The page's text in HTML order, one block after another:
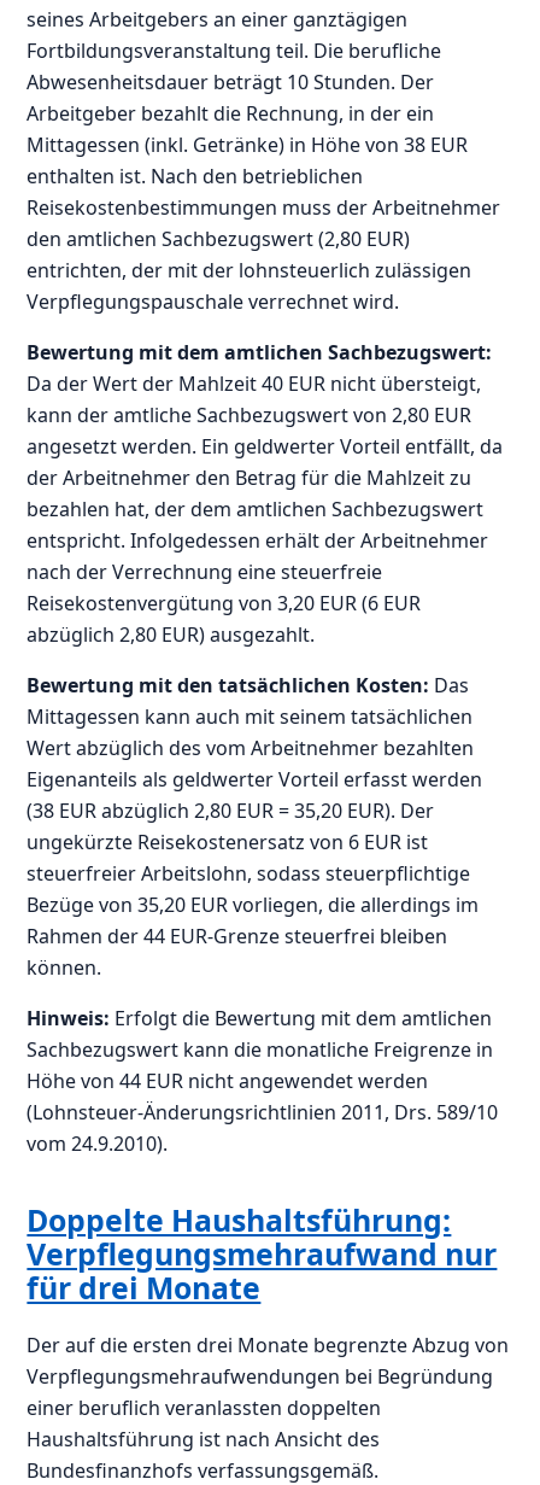
seines Arbeitgebers an einer ganztägigen
Fortbildungsveranstaltung teil. Die berufliche
Abwesenheitsdauer beträgt 10 Stunden. Der
Arbeitgeber bezahlt die Rechnung, in der ein
Mittagessen (inkl. Getränke) in Höhe von 38 EUR
enthalten ist. Nach den betrieblichen
Reisekostenbestimmungen muss der Arbeitnehmer
den amtlichen Sachbezugswert (2,80 EUR)
entrichten, der mit der lohnsteuerlich zulässigen
Verpflegungspauschale verrechnet wird.
Bewertung mit dem amtlichen Sachbezugswert:
Da der Wert der Mahlzeit 40 EUR nicht übersteigt,
kann der amtliche Sachbezugswert von 2,80 EUR
angesetzt werden. Ein geldwerter Vorteil entfällt, da
der Arbeitnehmer den Betrag für die Mahlzeit zu
bezahlen hat, der dem amtlichen Sachbezugswert
entspricht. Infolgedessen erhält der Arbeitnehmer
nach der Verrechnung eine steuerfreie
Reisekostenvergütung von 3,20 EUR (6 EUR
abzüglich 2,80 EUR) ausgezahlt.
Bewertung mit den tatsächlichen Kosten: Das
Mittagessen kann auch mit seinem tatsächlichen
Wert abzüglich des vom Arbeitnehmer bezahlten
Eigenanteils als geldwerter Vorteil erfasst werden
(38 EUR abzüglich 2,80 EUR = 35,20 EUR). Der
ungekürzte Reisekostenersatz von 6 EUR ist
steuerfreier Arbeitslohn, sodass steuerpflichtige
Bezüge von 35,20 EUR vorliegen, die allerdings im
Rahmen der 44 EUR-Grenze steuerfrei bleiben
können.
Hinweis: Erfolgt die Bewertung mit dem amtlichen
Sachbezugswert kann die monatliche Freigrenze in
Höhe von 44 EUR nicht angewendet werden
(Lohnsteuer-Änderungsrichtlinien 2011, Drs. 589/10
vom 24.9.2010).
Doppelte Haushaltsführung:
Verpflegungsmehraufwand nur
für drei Monate
Der auf die ersten drei Monate begrenzte Abzug von
Verpflegungsmehraufwendungen bei Begründung
einer beruflich veranlassten doppelten
Haushaltsführung ist nach Ansicht des
Bundesfinanzhofs verfassungsgemäß.